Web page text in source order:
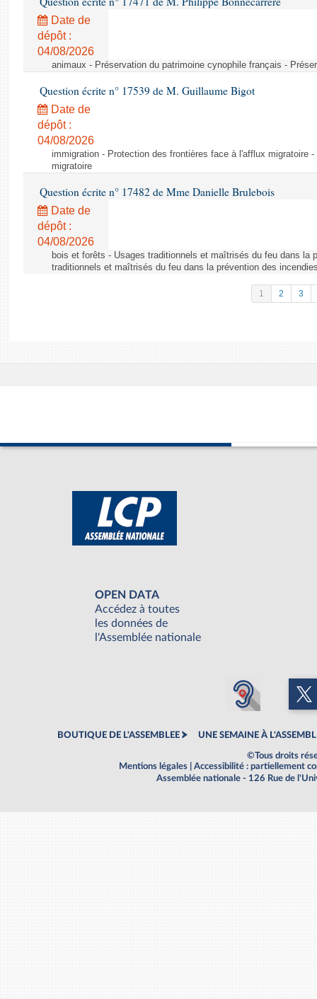
Date de
dépôt :
04/08/2026
animaux - Préservation du patrimoine cynophile français -
Question écrite n° 17539 de M. Guillaume Bigot
Date de
dépôt :
04/08/2026
immigration - Protection des frontières face à l'afflux migratoire
migratoire
Question écrite n° 17482 de Mme Danielle Brulebois
Date de
dépôt :
04/08/2026
bois et forêts - Usages traditionnels et maîtrisés du feu dans la
traditionnels et maîtrisés du feu dans la prévention des
1 2 3
OPEN DATA
Accédez à toutes
les données de
l'Assemblée nationale
BOUTIQUE DE L'ASSEMBLEE UNE SEMAINE À
©Tous droits
Mentions légales
Accessibilité : partiellement
Assemblée nationale - 126 Rue de